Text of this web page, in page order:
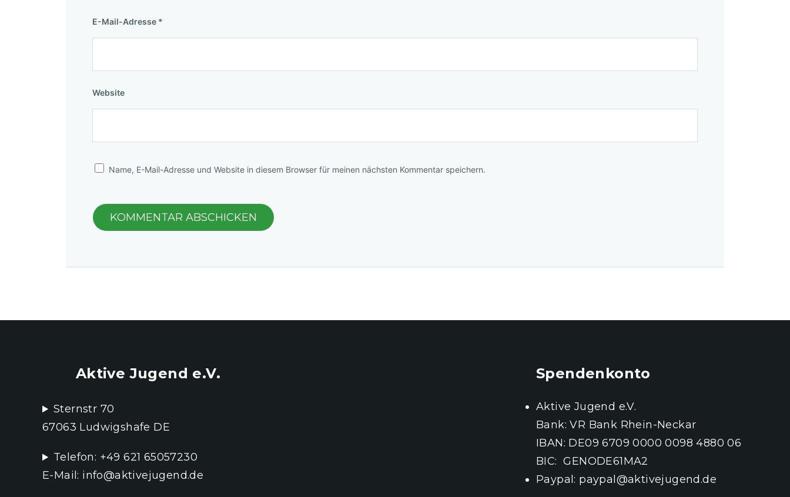
E-Mail-Adresse *
Website
Name, E-Mail-Adresse und Website in diesem Browser für meinen nächsten Kommentar speichern.
Aktive Jugend e.V.
Sternstr 70
67063 Ludwigshafe DE
Telefon: +49 621 65057230
E-Mail: info@aktivejugend.de
Spendenkonto
Aktive Jugend e.V.
Bank: VR Bank Rhein-Neckar
IBAN: DE09 6709 0000 0098 4880 06
BIC: GENODE61MA2
Paypal: paypal@aktivejugend.de